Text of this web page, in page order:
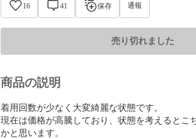
16 41 保存 通報
売り切れました
商品の説明
着用回数が少なく大変綺麗な状態です。
現在は価格が高騰しており、状態を考えるとこ
かと思います。